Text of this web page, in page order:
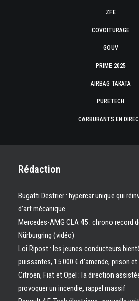
ZFE
COVOITURAGE
GOUV
PRIME 2025
AIRBAG TAKATA
PURETECH
CARBURANTS EN
Rédaction
Bugatti Destrier : hypercar unique qui
d’art mécanique
Mercedes-AMG CLA 45 : chrono record
Nürburgring (vidéo)
Loi Ripost : les jeunes conducteurs
puissantes, 15 000 € d’amende, prison
Citroën, Fiat et Opel : la direction
provoquer un incendie, rappel massif